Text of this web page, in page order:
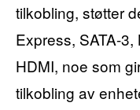
tilkobling, støtter
Express, SATA-
HDMI, noe som
tilkobling av